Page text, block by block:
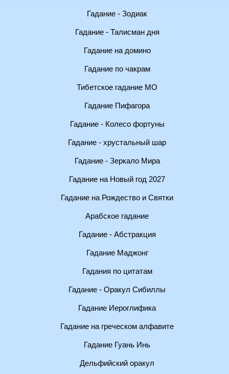
Гадание - Зодиак
Гадание - Талисман дня
Гадание на домино
Гадание по чакрам
Тибетское гадание МО
Гадание Пифагора
Гадание - Колесо фортуны
Гадание - хрустальный шар
Гадание - Зеркало Мира
Гадание на Новый год 2027
Гадание на Рождество и Святки
Арабское гадание
Гадание - Абстракция
Гадание Маджонг
Гадания по цитатам
Гадание - Оракул Сибиллы
Гадание Иероглифика
Гадание на греческом алфавите
Гадание Гуань Инь
Дельфийский оракул